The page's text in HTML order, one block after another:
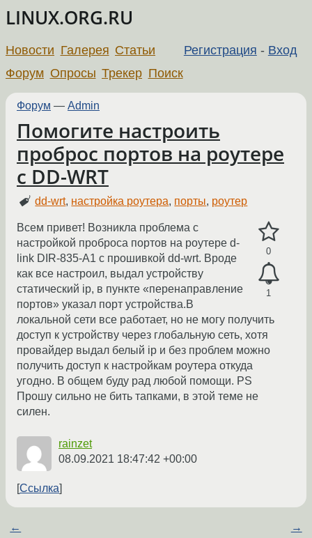
LINUX.ORG.RU
Регистрация - Вход
Новости Галерея Статьи
Форум Опросы Трекер Поиск
Форум — Admin
Помогите настроить
проброс портов на роутере
с DD-WRT
dd-wrt, настройка роутера, порты, роутер
0
1
Всем привет! Возникла проблема с
настройкой проброса портов на роутере d-
link DIR-835-A1 с прошивкой dd-wrt. Вроде
как все настроил, выдал устройству
статический ip, в пункте «перенаправление
портов» указал порт устройства.В
локальной сети все работает, но не могу получить
доступ к устройству через глобальную сеть, хотя
провайдер выдал белый ip и без проблем можно
получить доступ к настройкам роутера откуда
угодно. В общем буду рад любой помощи. PS
Прошу сильно не бить тапками, в этой теме не
силен.
rainzet
08.09.2021 18:47:42 +00:00
Ссылка
← →